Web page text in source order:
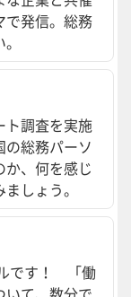
で発信。総務
ト調査を実施
の総務パーソ
、何を感じ
しょう。
です！ 「働